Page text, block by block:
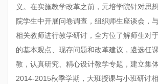
义。在实施教学改革之前，元培学院针对思
院学生中开展问卷调查，组织师生座谈会，
相关教师进行教学研讨，全方位了解师生对
的基本观点、现存问题和改革建议，遴选任
教，认真研究、精心设计教学专题，建立集体
2014-2015秋季学期，大班授课与小班研讨